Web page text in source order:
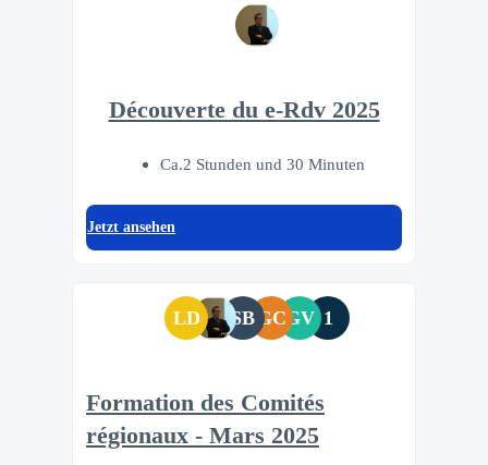
Découverte du e-Rdv 2025
Ca.2 Stunden und 30 Minuten
Jetzt ansehen
LD SB GCGV 1
Formation des Comités
régionaux - Mars 2025